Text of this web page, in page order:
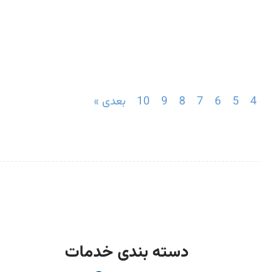
4
5
6
7
8
9
10 بعدی »
دسته بندی خدمات